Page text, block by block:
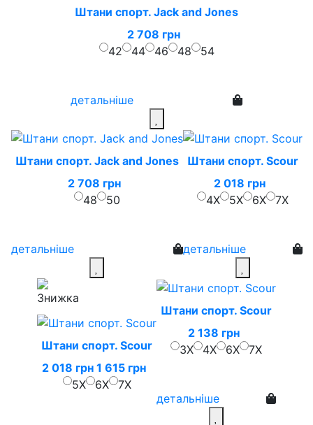
Штани спорт. Jack and Jones
2 708 грн
42
44 46 48 54
детальніше
Штани спорт. Jack and Jones
2 708 грн
48
50
детальніше
Штани спорт. Scour
2 018 грн
4X
5X 6X 7X
детальніше
Штани спорт. Scour
2 018 грн 1 615 грн
5X
6X 7X
Штани спорт. Scour
2 138 грн
3X
4X 6X 7X
детальніше